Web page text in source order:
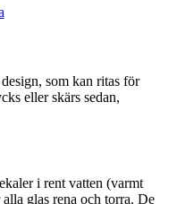
som kan ritas för
eller skärs sedan,
i rent vatten (varmt
glas rena och torra. De